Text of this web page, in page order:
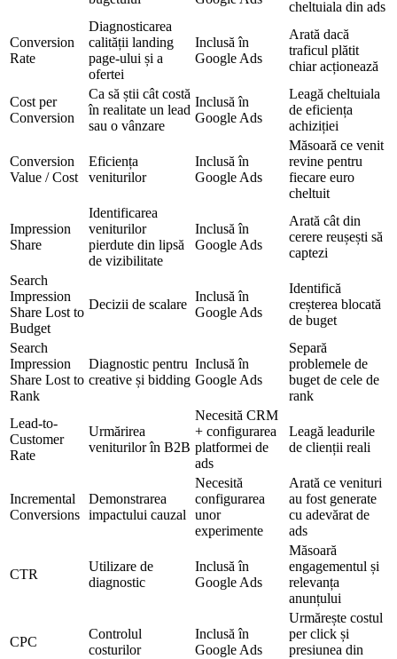
cheltuiala din ads
Conversion
Rate
Diagnosticarea
calității landing
page-ului și a
ofertei
Inclusă în
Google Ads
Arată dacă
traficul plătit
chiar acționează
Cost per
Conversion
Ca să știi cât costă
în realitate un lead
sau o vânzare
Inclusă în
Google Ads
Leagă cheltuiala
de eficiența
achiziției
Conversion
Value / Cost
Eficiența
veniturilor
Inclusă în
Google Ads
Măsoară ce venit
revine pentru
fiecare euro
cheltuit
Impression
Share
Identificarea
veniturilor
pierdute din lipsă
de vizibilitate
Inclusă în
Google Ads
Arată cât din
cerere reușești să
captezi
Search
Impression
Share Lost to
Budget
Decizii de scalare
Inclusă în
Google Ads
Identifică
creșterea blocată
de buget
Search
Impression
Share Lost to
Rank
Diagnostic pentru
creative și bidding
Inclusă în
Google Ads
Separă
problemele de
buget de cele de
rank
Lead-to-
Customer
Rate
Urmărirea
veniturilor în B2B
Necesită CRM
+ configurarea
platformei de
ads
Leagă leadurile
de clienții reali
Incremental
Conversions
Demonstrarea
impactului cauzal
Necesită
configurarea
unor
experimente
Arată ce venituri
au fost generate
cu adevărat de
ads
CTR
Utilizare de
diagnostic
Inclusă în
Google Ads
Măsoară
engagementul și
relevanța
anunțului
CPC
Controlul
costurilor
Inclusă în
Google Ads
Urmărește costul
per click și
presiunea din